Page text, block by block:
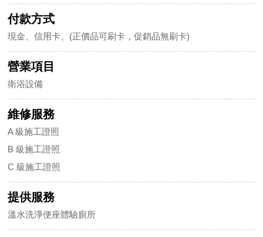
付款方式
現金、信用卡、(正價品可刷卡，促銷品無刷卡)
營業項目
衛浴設備
維修服務
A 級施工證照
B 級施工證照
C 級施工證照
提供服務
溫水洗淨便座體驗廁所